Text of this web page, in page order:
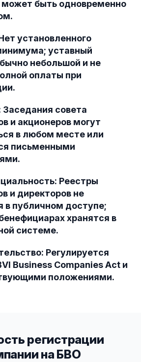
быть одновременно
установленного
уставный
небольшой и не
оплаты при
Заседания совета
и акционеров могут
в любом месте или
письменными
Реестры
и директоров не
в публичном доступе;
хранятся в
системе.
Регулируется
Business Companies Act и
положениями.
регистрации
на БВО